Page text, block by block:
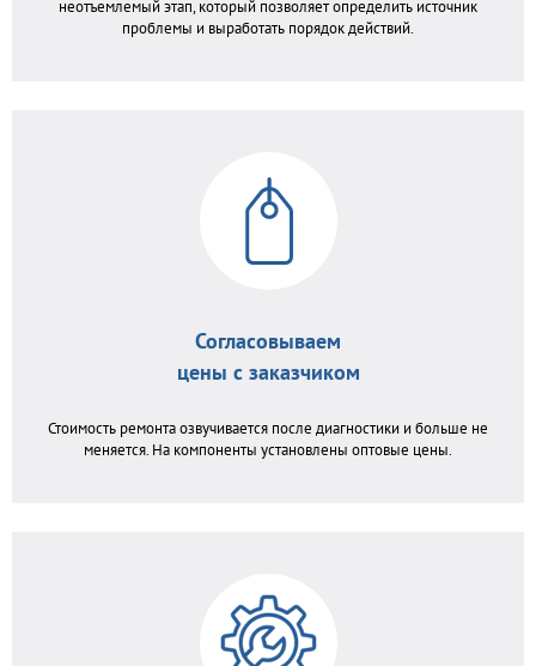
неотъемлемый этап, который позволяет определить источник
проблемы и выработать порядок действий.
Согласовываем
цены с заказчиком
Стоимость ремонта озвучивается после диагностики и больше не
меняется. На компоненты установлены оптовые цены.